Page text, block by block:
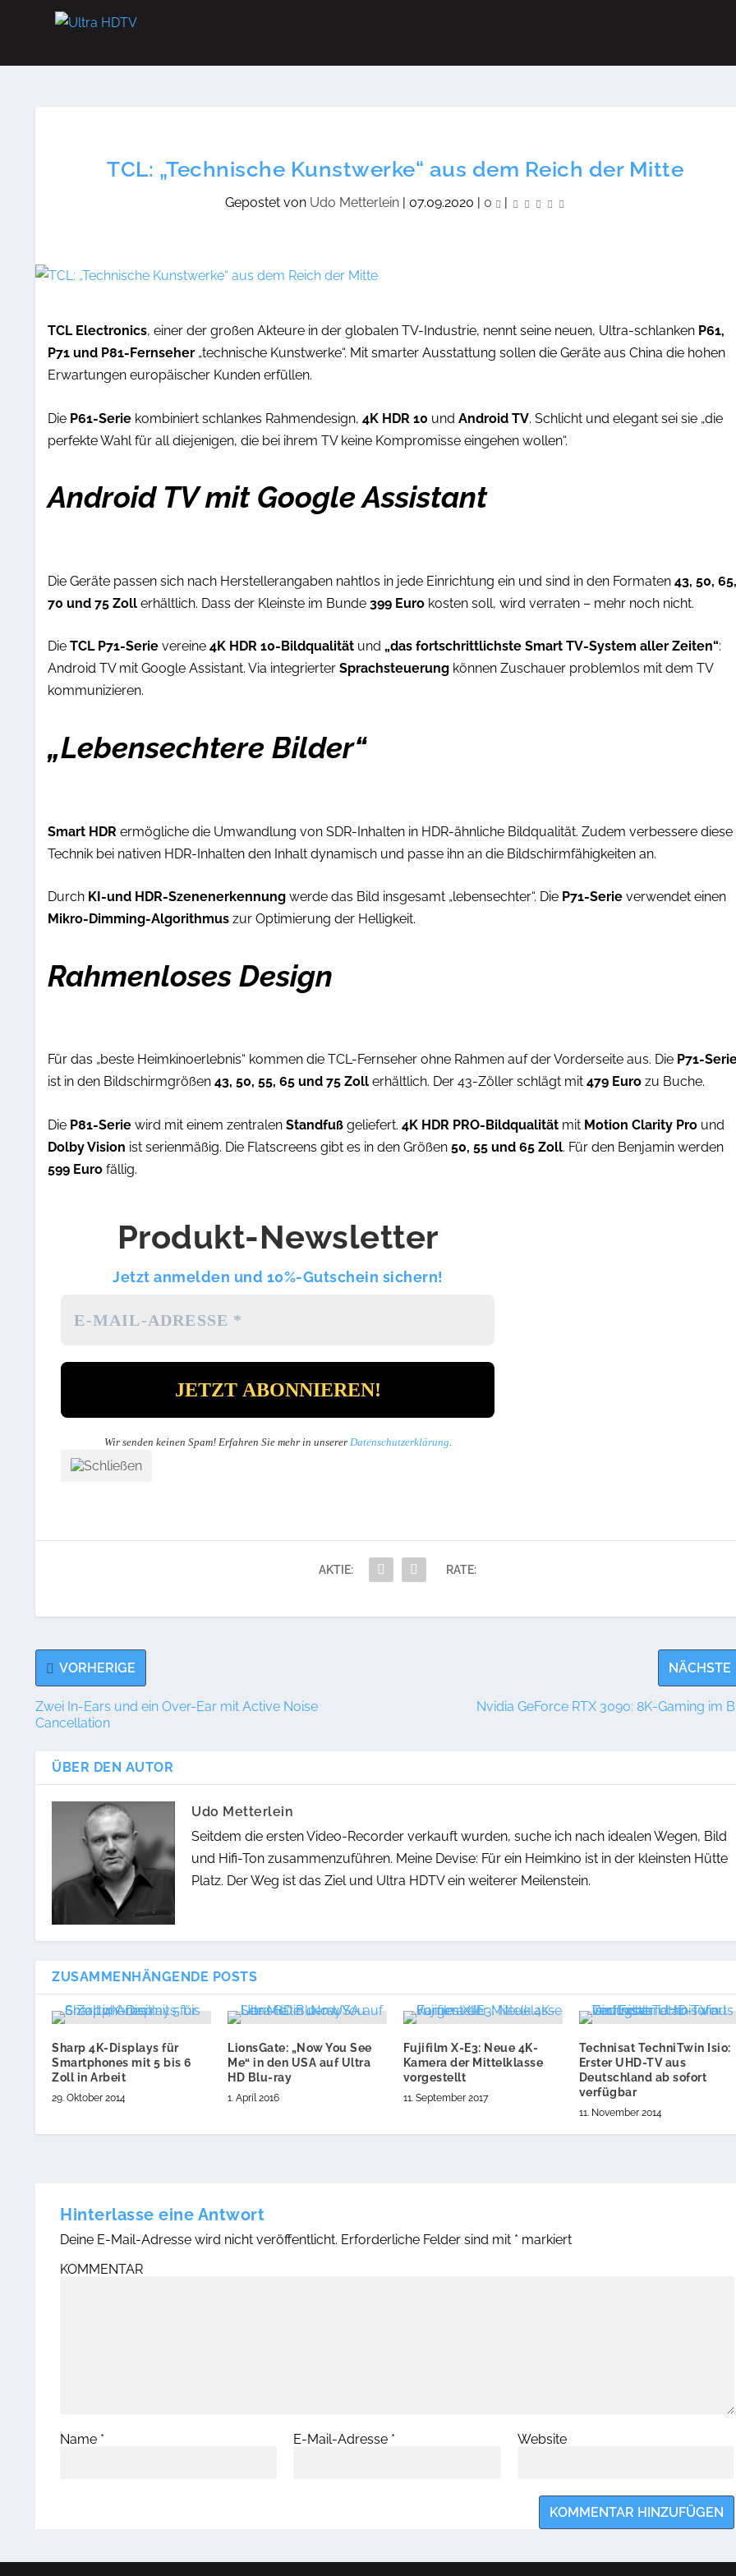
TCL: „Technische Kunstwerke“ aus dem Reich der Mitte
Gepostet von Udo Metterlein | 07.09.2020 | 0 |
TCL Electronics, einer der großen Akteure in der globalen TV-Industrie, nennt seine neuen, Ultra-schlanken P61,
P71 und P81-Fernseher „technische Kunstwerke“. Mit smarter Ausstattung sollen die Geräte aus China die hohen
Erwartungen europäischer Kunden erfüllen.
Die P61-Serie kombiniert schlankes Rahmendesign, 4K HDR 10 undAndroid TV. Schlicht und elegant sei sie „die
perfekte Wahl für all diejenigen, die bei ihrem TV keine Kompromisse eingehen wollen“.
Android TV mit Google Assistant
Die Geräte passen sich nach Herstellerangaben nahtlos in jede Einrichtung ein und sind in den Formaten43, 50,
70 und 75 Zoll erhältlich. Dass der Kleinste im Bunde399 Euro kosten soll, wird verraten – mehr noch nicht.
DieTCL P71-Serie vereine4K HDR 10-Bildqualität und „das fortschrittlichste Smart TV-System aller Zeiten“:
Android TV mit Google Assistant. Via integrierterSprachsteuerung können Zuschauer problemlos mit dem TV
kommunizieren.
„Lebensechtere Bilder“
Smart HDR ermögliche die Umwandlung von SDR-Inhalten in HDR-ähnliche Bildqualität. Zudem verbessere diese
Technik bei nativen HDR-Inhalten den Inhalt dynamisch und passe ihn an die Bildschirmfähigkeiten an.
Durch KI-und HDR-Szenenerkennungwerde das Bild insgesamt „lebensechter“. Die P71-Serieverwendet einen
Mikro-Dimming-Algorithmus zur Optimierung der Helligkeit.
Rahmenloses Design
Für das „beste Heimkinoerlebnis“ kommen die TCL-Fernseher ohne Rahmen auf der Vorderseite aus. Die P71-
ist in den Bildschirmgrößen43, 50, 55, 65 und 75 Zollerhältlich. Der 43-Zöller schlägt mit479 Euro zu Buche.
Die P81-Serie wird mit einem zentralenStandfußgeliefert.4K HDR PRO-Bildqualität mit Motion Clarity Pro und
Dolby Vision ist serienmäßig. Die Flatscreens gibt es in den Größen 50, 55 und 65 Zoll. Für den Benjamin werden
599 Eurofällig.
Produkt-Newsletter
Jetzt anmelden und 10%-Gutschein sichern!
Wir senden keinen Spam! Erfahren Sie mehr in unserer Datenschutzerklärung
AKTIE: RATE:
VORHERIGE
Zwei In-Ears und ein Over-Ear mit Active Noise
Cancellation
NÄCHSTE
Nvidia GeForce RTX 3090: 8K-Gaming im
ÜBER DEN AUTOR
Udo Metterlein
Seitdem die ersten Video-Recorder verkauft wurden, suche ich nach idealen Wegen, Bild
und Hifi-Ton zusammenzuführen. Meine Devise: Für ein Heimkino ist in der kleinsten Hütte
Platz. Der Weg ist das Ziel und Ultra HDTV ein weiterer Meilenstein.
ZUSAMMENHÄNGENDE POSTS
Sharp 4K-Displays für
Smartphones mit 5 bis 6
Zoll in Arbeit
29. Oktober 2014
LionsGate: „Now You See
Me“ in den USA auf Ultra
HD Blu-ray
1. April 2016
Fujifilm X-E3: Neue 4K-
Kamera der Mittelklasse
vorgestellt
11. September 2017
Technisat TechniTwin Isio:
Erster UHD-TV aus
Deutschland ab sofort
verfügbar
11. November 2014
Hinterlasse eine Antwort
Deine E-Mail-Adresse wird nicht veröffentlicht. Erforderliche Felder sind mit * markiert
KOMMENTAR
Name * E-Mail-Adresse * Website